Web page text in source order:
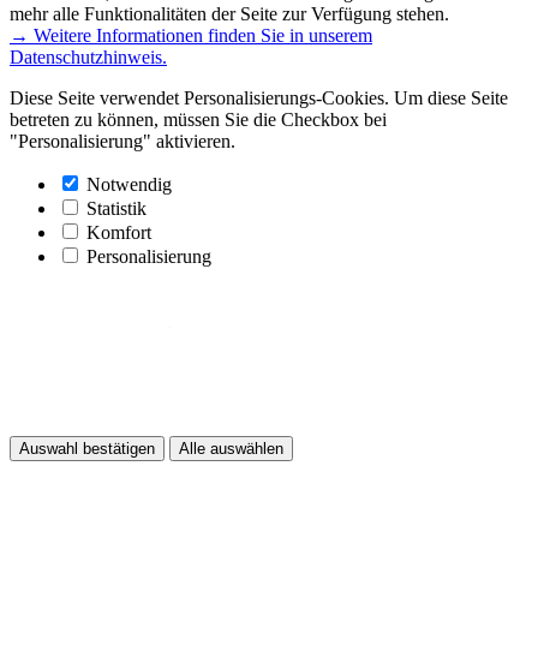
mehr alle Funktionalitäten der Seite zur Verfügung stehen.
→ Weitere Informationen finden Sie in unserem
Datenschutzhinweis.
Diese Seite verwendet Personalisierungs-Cookies. Um diese Seite
betreten zu können, müssen Sie die Checkbox bei
"Personalisierung" aktivieren.
Notwendig
Statistik
Komfort
Personalisierung
Auswahl bestätigen Alle auswählen